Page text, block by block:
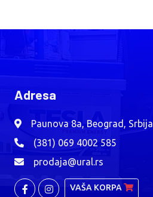
Adresa
Paunova 8a, Beograd, Srbija
(381) 069 4002 585
prodaja@ural.rs
VAŠA KORPA